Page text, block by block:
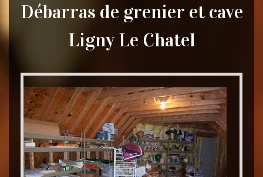
Débarras de grenier et cave
Ligny Le Chatel